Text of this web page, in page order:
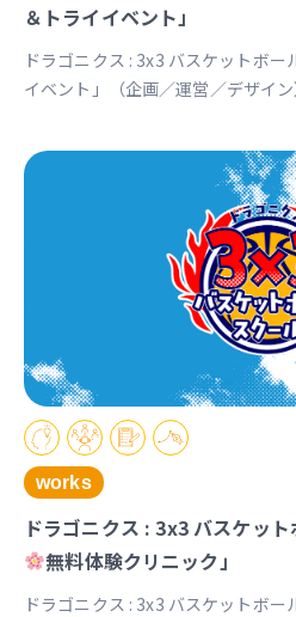
＆トライイベント」
ドラゴニクス : 3x3 バスケットボ
イベント」（企画／運営／デザイン
works
ドラゴニクス : 3x3 バスケッ
無料体験クリニック」
ドラゴニクス : 3x3 バスケットボ